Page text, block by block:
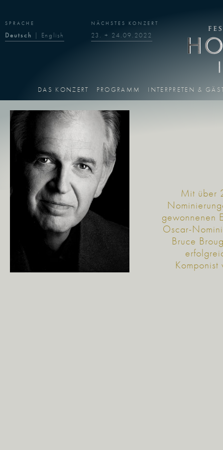
SPRACHE
Deutsch | English
NÄCHSTES KONZERT
23. + 24.09.2022
DAS KONZERT PROGRAMM INTERPRETEN &
Mit über
gewonnenen
Oscar-
Bruce